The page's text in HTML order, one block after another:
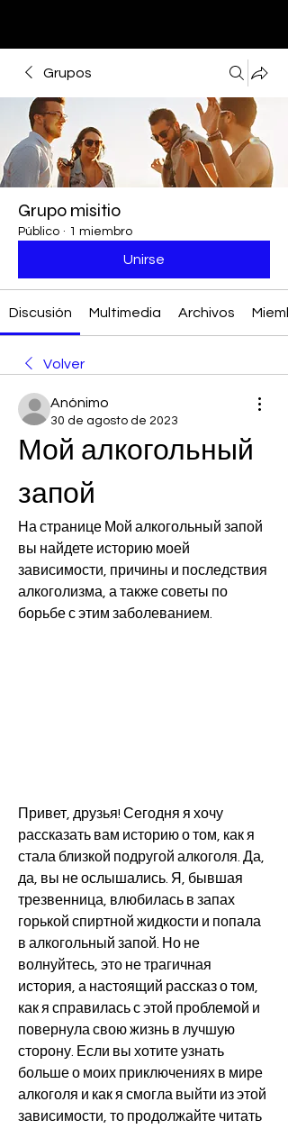
Grupos
Grupo misitio
Público · 1 miembro
Unirse
Discusión Multimedia Archivos
Volver
Anónimo
30 de agosto de 2023
Мой алкогольный
запой
На странице Мой алкогольный запой
вы найдете историю моей
зависимости, причины и последствия
алкоголизма, а также советы по
борьбе с этим заболеванием.
Привет, друзья! Сегодня я хочу
рассказать вам историю о том, как я
стала близкой подругой алкоголя. Да,
да, вы не ослышались. Я, бывшая
трезвенница, влюбилась в запах
горькой спиртной жидкости и попала
в алкогольный запой. Но не
волнуйтесь, это не трагичная
история, а настоящий рассказ о том,
как я справилась с этой проблемой и
повернула свою жизнь в лучшую
сторону. Если вы хотите узнать
больше о моих приключениях в мире
алкоголя и как я смогла выйти из этой
зависимости, то продолжайте читать